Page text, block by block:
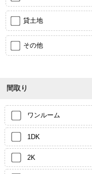
貸土地
その他
間取り
ワンルーム
1DK
2K